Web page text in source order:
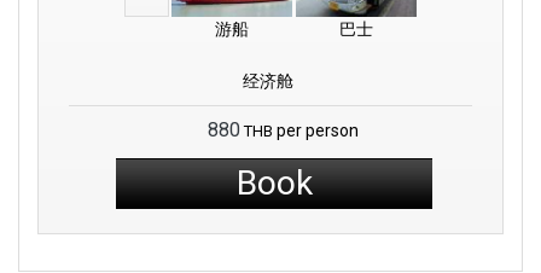
游船 巴士
经济舱
880 THB per person
Book